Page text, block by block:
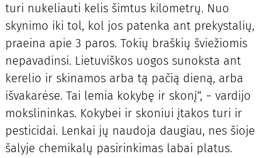
turi nukeliauti kelis šimtus kilometrų. Nuo
skynimo iki tol, kol jos patenka ant prekystalių,
praeina apie 3 paros. Tokių braškių šviežiomis
nepavadinsi. Lietuviškos uogos sunoksta ant
kerelio ir skinamos arba tą pačią dieną, arba
išvakarėse. Tai lemia kokybę ir skonį“, − vardijo
mokslininkas. Kokybei ir skoniui įtakos turi ir
pesticidai. Lenkai jų naudoja daugiau, nes šioje
šalyje chemikalų pasirinkimas labai platus.